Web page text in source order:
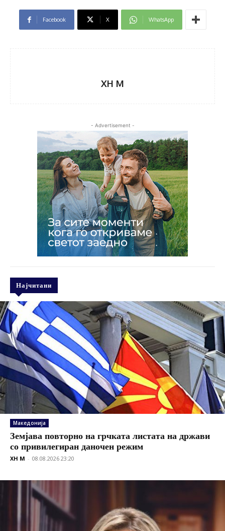
Facebook X WhatsApp
XH M
- Advertisement -
Најчитани
Македонија
Земјава повторно на грчката листата на држави
со привилегиран даночен режим
XH M - 08.08.2026 23:20